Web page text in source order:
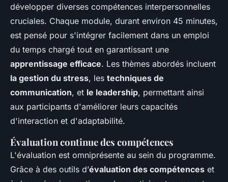
développer diverses compétences interpersonnelles
cruciales. Chaque module, durant environ 45 minutes,
est pensé pour s'intégrer facilement dans un emploi
du temps chargé tout en garantissant une
apprentissage efficace. Les thèmes abordés incluent
la gestion du stress, les techniques de
communication, et le leadership, permettant ainsi
aux participants d'améliorer leurs capacités
d'interaction et d'adaptabilité.
Évaluation continue des compétences
L'évaluation est omniprésente au sein du programme.
Grâce à des outils d’évaluation des compétences et